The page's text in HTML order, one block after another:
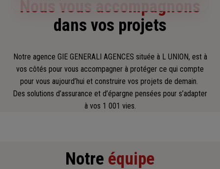
Nous vous accompagnons
dans vos projets
Notre agence GIE GENERALI AGENCES située à L UNION, est à
vos côtés pour vous accompagner à protéger ce qui compte
pour vous aujourd’hui et construire vos projets de demain.
Des solutions d’assurance et d’épargne pensées pour s’adapter
à vos 1 001 vies.
Notre équipe